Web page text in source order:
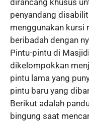
dirancang khusus
penyandang
menggunakan kursi
beribadah dengan
Pintu-pintu di
dikelompokkan
pintu lama yang
pintu baru yang
Berikut adalah
bingung saat